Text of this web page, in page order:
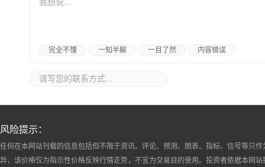
完全不懂 一知半解 一目了然 内容错误
风险提示：
任何在本网站刊载的信息包括但不限于资讯、评论、预测、图表、指标、信号等只
异，该价格仅为指示性价格反映行情走势，不宜为交易目的使用。投资者依据本网